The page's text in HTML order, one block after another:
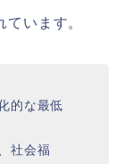
います。
的な最低
社会福